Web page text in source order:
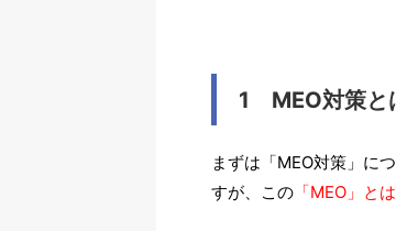
1 MEO対策と
まずは「MEO対策」に
すが、この 「MEO」と